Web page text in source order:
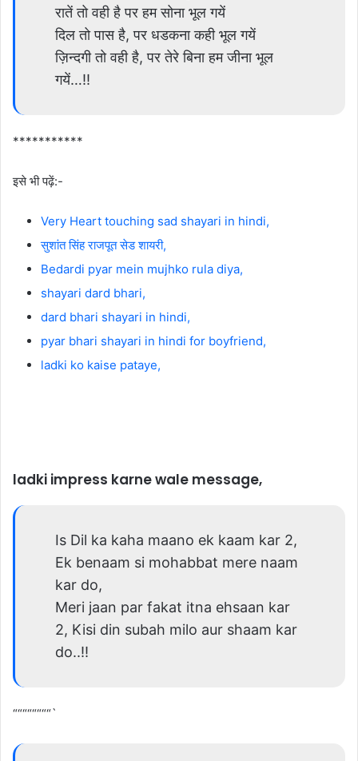
रातें तो वही है पर हम सोना भूल गयें
दिल तो पास है, पर धडकना कही भूल गयें
ज़िन्दगी तो वही है, पर तेरे बिना हम जीना भूल
गयें…!!
***********
इसे भी पढ़ें:-
Very Heart touching sad shayari in hindi,
सुशांत सिंह राजपूत सेड शायरी,
Bedardi pyar mein mujhko rula diya,
shayari dard bhari,
dard bhari shayari in hindi,
pyar bhari shayari in hindi for boyfriend,
ladki ko kaise pataye,
ladki impress karne wale message,
Is Dil ka kaha maano ek kaam kar 2,
Ek benaam si mohabbat mere naam
kar do,
Meri jaan par fakat itna ehsaan kar
2, Kisi din subah milo aur shaam kar
do..!!
““““““““`